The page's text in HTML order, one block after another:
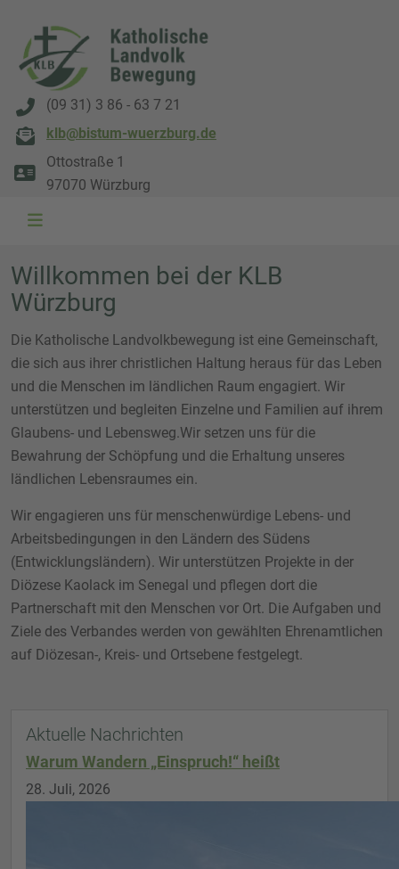
(09 31) 3 86 - 63 7 21
klb@bistum-wuerzburg.de
Ottostraße 1
97070 Würzburg
Willkommen bei der KLB
Würzburg
Die Katholische Landvolkbewegung ist eine Gemeinschaft,
die sich aus ihrer christlichen Haltung heraus für das Leben
und die Menschen im ländlichen Raum engagiert. Wir
unterstützen und begleiten Einzelne und Familien auf ihrem
Glaubens- und Lebensweg.Wir setzen uns für die
Bewahrung der Schöpfung und die Erhaltung unseres
ländlichen Lebensraumes ein.
Wir engagieren uns für menschenwürdige Lebens- und
Arbeitsbedingungen in den Ländern des Südens
(Entwicklungsländern). Wir unterstützen Projekte in der
Diözese Kaolack im Senegal und pflegen dort die
Partnerschaft mit den Menschen vor Ort. Die Aufgaben und
Ziele des Verbandes werden von gewählten Ehrenamtlichen
auf Diözesan-, Kreis- und Ortsebene festgelegt.
Aktuelle Nachrichten
Warum Wandern „Einspruch!“ heißt
28. Juli, 2026